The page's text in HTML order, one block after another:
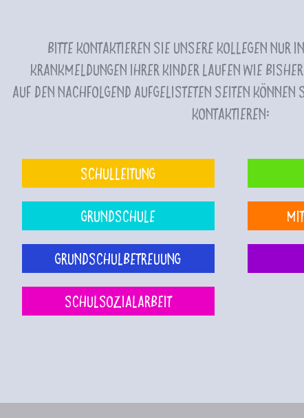
Bitte kontaktieren Sie unsere Kollegen nur
Krankmeldungen Ihrer Kinder laufen wie
Auf den nachfolgend aufgelisteten Seiten können
kontaktieren:
Schulleitung
Grundschule
Grundschulbetreuung
Schulsozialarbeit